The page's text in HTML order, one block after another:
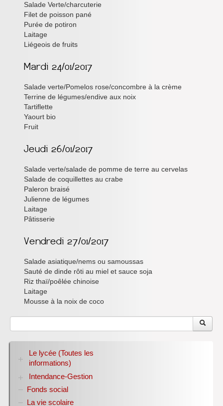
Arena Grenoble
Salade Verte/charcuterie
Filet de poisson pané
Purée de potiron
Laitage
Liégeois de fruits
Salade verte/Pomelos rose/concombre à la crème
Terrine de légumes/endive aux noix
Tartiflette
Yaourt bio
Fruit
Salade verte/salade de pomme de terre au cervelas
Salade de coquillettes au crabe
Paleron braisé
Julienne de légumes
Laitage
Pâtisserie
Salade asiatique/nems ou samoussas
Sauté de dinde rôti au miel et sauce soja
Riz thaï/poêlée chinoise
Laitage
Mousse à la noix de coco
Le lycée (Toutes les
informations)
RENTREE 2026-2027
Stage des élèves de seconde
Intendance-Gestion
Restauration scolaire
Bourses nationales
Fonds social
La vie scolaire